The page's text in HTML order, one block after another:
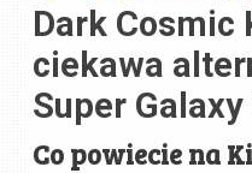
Dark Cosmic
ciekawa
Super
Co powiecie na